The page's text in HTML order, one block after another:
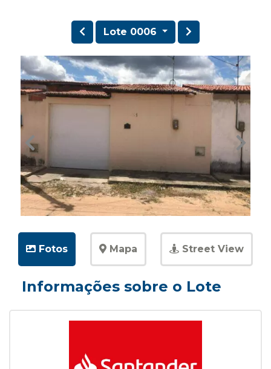
Lote 0006
Fotos Mapa Street View
Informações sobre o Lote